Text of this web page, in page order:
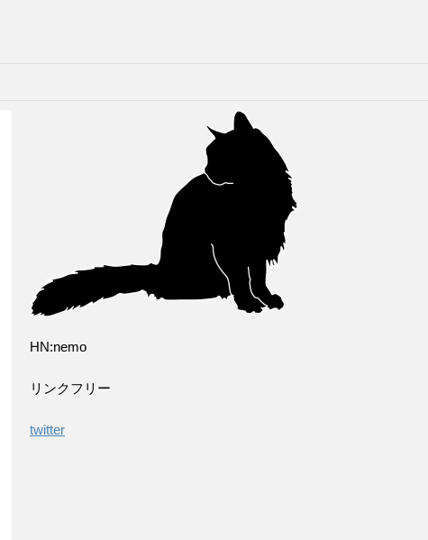
HN:nemo
リンクフリー
twitter